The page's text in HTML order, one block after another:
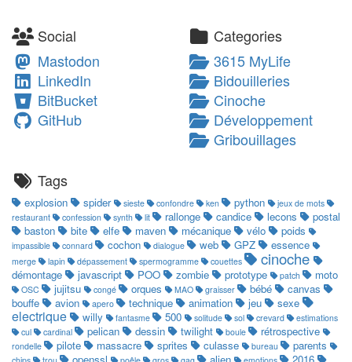
Social
Mastodon
LinkedIn
BitBucket
GitHub
Categories
3615 MyLife
Bidouilleries
Cinoche
Développement
Gribouillages
Tags
explosion spider sieste confondre ken python
jeux de mots
restaurant
confession synth lit rallonge candice lecons
postal
baston
bite elfe maven mécanique vélo poids
impassible connard cochon dialogue web GPZ essence
merge lapin dépassement spermogramme couettes cinoche
démontage javascript POO zombie prototype patch moto
OSC jujitsu congé orques MAO graisser bébé
canvas
bouffe
avion apero technique animation jeu sexe
electrique willy fantasme 500 solitude sol crevard
estimations
cul
cardinal pelican dessin twilight boule rétrospective
rondelle pilote massacre sprites culasse bureau parents